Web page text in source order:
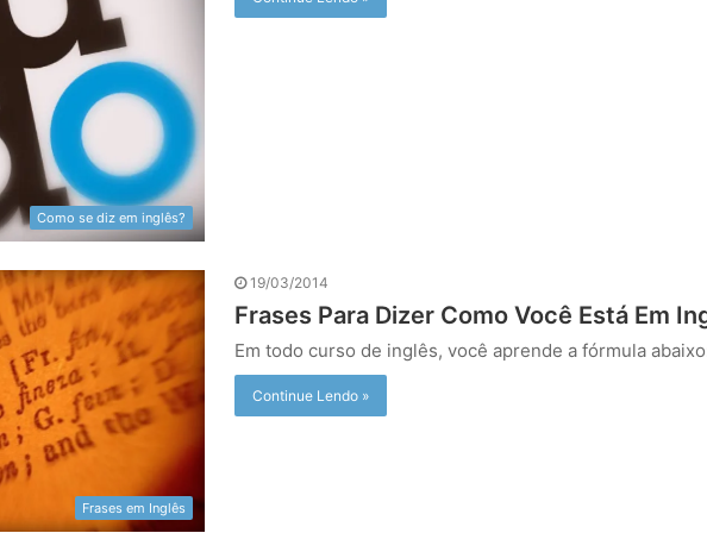
Como se diz em inglês?
Frases em Inglês
19/03/2014
Frases Para Dizer Como Você Está Em
Em todo curso de inglês, você aprende a fórmula
Continue Lendo »